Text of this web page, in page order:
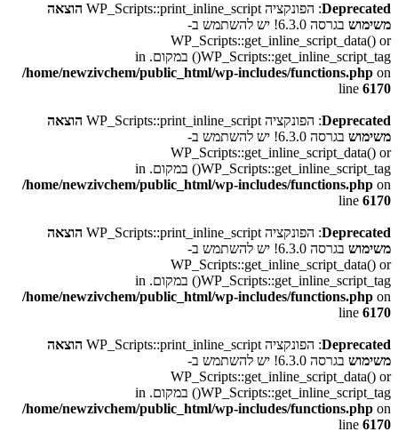
Deprecated: הפונקציה WP_Scripts::print_inline_script
הוצאה
משימוש
בגרסה 6.3.0! יש להשתמש ב-
WP_Scripts::get_inline_script_data() or
WP_Scripts::get_inline_script_tag() במקום. in
/home/newzivchem/public_html/wp-includes/functions.php on
line 6170
Deprecated: הפונקציה WP_Scripts::print_inline_script
הוצאה
משימוש
בגרסה 6.3.0! יש להשתמש ב-
WP_Scripts::get_inline_script_data() or
WP_Scripts::get_inline_script_tag() במקום. in
/home/newzivchem/public_html/wp-includes/functions.php on
line 6170
Deprecated: הפונקציה WP_Scripts::print_inline_script
הוצאה
משימוש
בגרסה 6.3.0! יש להשתמש ב-
WP_Scripts::get_inline_script_data() or
WP_Scripts::get_inline_script_tag() במקום. in
/home/newzivchem/public_html/wp-includes/functions.php on
line 6170
Deprecated: הפונקציה WP_Scripts::print_inline_script
הוצאה
משימוש
בגרסה 6.3.0! יש להשתמש ב-
WP_Scripts::get_inline_script_data() or
WP_Scripts::get_inline_script_tag() במקום. in
/home/newzivchem/public_html/wp-includes/functions.php on
line 6170